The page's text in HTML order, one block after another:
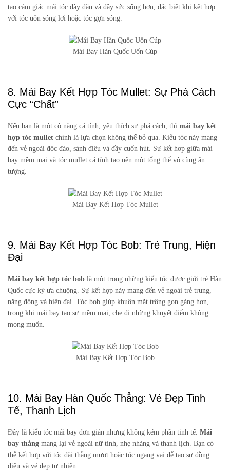
tạo cảm giác mái tóc dày dặn và đầy sức sống hơn, đặc biệt khi kết hợp
với tóc uốn sóng lơi hoặc tóc gợn sóng.
Mái Bay Hàn Quốc Uốn Cúp
8. Mái Bay Kết Hợp Tóc Mullet: Sự Phá Cách
Cực “Chất”
Nếu bạn là một cô nàng cá tính, yêu thích sự phá cách, thì mái bay kết
hợp tóc mullet chính là lựa chọn không thể bỏ qua. Kiểu tóc này mang
đến vẻ ngoài độc đáo, sành điệu và đầy cuốn hút. Sự kết hợp giữa mái
bay mềm mại và tóc mullet cá tính tạo nên một tổng thể vô cùng ấn
tượng.
Mái Bay Kết Hợp Tóc Mullet
9. Mái Bay Kết Hợp Tóc Bob: Trẻ Trung, Hiện
Đại
Mái bay kết hợp tóc bob là một trong những kiểu tóc được giới trẻ Hàn
Quốc cực kỳ ưa chuộng. Sự kết hợp này mang đến vẻ ngoài trẻ trung,
năng động và hiện đại. Tóc bob giúp khuôn mặt trông gọn gàng hơn,
trong khi mái bay tạo sự mềm mại, che đi những khuyết điểm không
mong muốn.
Mái Bay Kết Hợp Tóc Bob
10. Mái Bay Hàn Quốc Thẳng: Vẻ Đẹp Tinh
Tế, Thanh Lịch
Đây là kiểu tóc mái bay đơn giản nhưng không kém phần tinh tế. Mái
bay thẳng mang lại vẻ ngoài nữ tính, nhẹ nhàng và thanh lịch. Bạn có
thể kết hợp với tóc dài thẳng mượt hoặc tóc ngang vai để tạo sự đồng
điệu và vẻ đẹp tự nhiên.